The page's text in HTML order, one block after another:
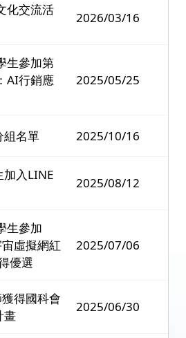
化交流活
2026/03/16
生參加第
AI行銷應
2025/05/25
組名單 2025/10/16
入LINE
2025/08/12
生參加
虛擬網紅
優選
2025/07/06
得國科會
畫
2025/06/30